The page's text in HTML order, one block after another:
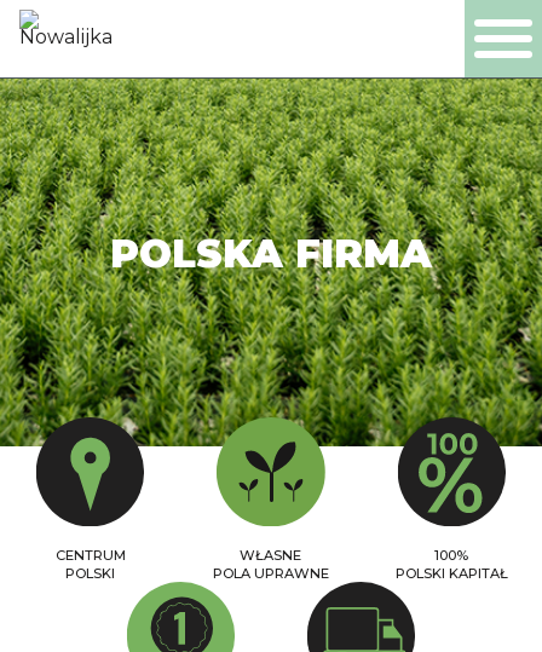
PL EN DE NL
PRODUKTY
FIRMA
CERTYFIKATY
PRODUKCJA
PRACA
KONTAKT
POLSKA FIRMA
CENTRUM
POLSKI
WŁASNE
POLA UPRAWNE
100%
POLSKI KAPITAŁ